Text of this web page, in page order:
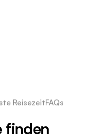
ReisezeitFAQs
finden